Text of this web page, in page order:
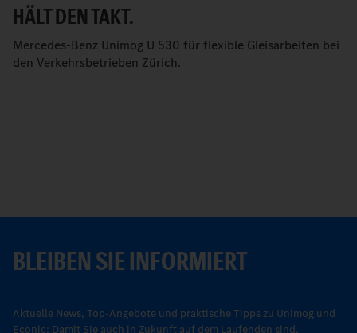
HÄLT DEN TAKT.
Mercedes-Benz Unimog U 530 für flexible Gleisarbeiten bei
den Verkehrsbetrieben Zürich.
BLEIBEN SIE INFORMIERT
Aktuelle News, Top-Angebote und praktische Tipps zu Unimog und
Econic: Damit Sie auch in Zukunft auf dem Laufenden sind,